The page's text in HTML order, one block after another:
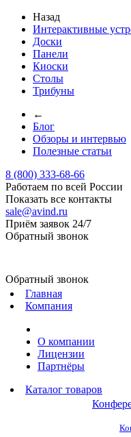
Назад
Интерактивные
Доски
Панели
Киоски
Столы
Трибуны
←
Блог
Обзоры и интервью
Полезные статьи
8 (800) 333-68-66
Работаем по всей России
Показать все контакты
sale@avind.ru
Приём заявок 24/7
Обратный звонок
Обратный звонок
Главная
Компания
О компании
Лицензии
Партнёры
Каталог товаров